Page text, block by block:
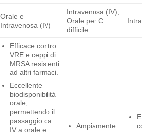
Orale e
Intravenosa (IV)
Intravenosa (IV);
Orale per C.
difficile.
Efficace contro
VRE e ceppi di
MRSA resistenti
ad altri farmaci.
Eccellente
biodisponibilità
orale,
permettendo il
passaggio da
IV a orale e
Ampiamente